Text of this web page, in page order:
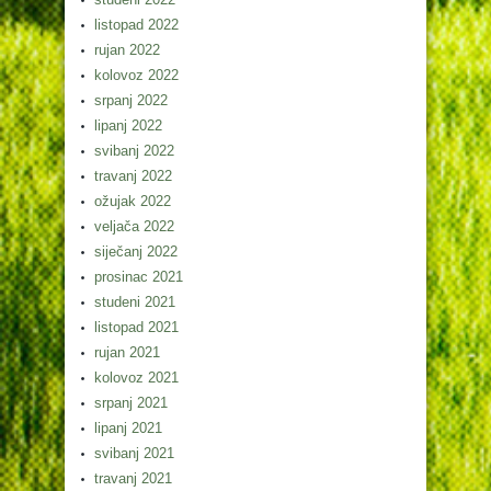
listopad 2022
rujan 2022
kolovoz 2022
srpanj 2022
lipanj 2022
svibanj 2022
travanj 2022
ožujak 2022
veljača 2022
siječanj 2022
prosinac 2021
studeni 2021
listopad 2021
rujan 2021
kolovoz 2021
srpanj 2021
lipanj 2021
svibanj 2021
travanj 2021